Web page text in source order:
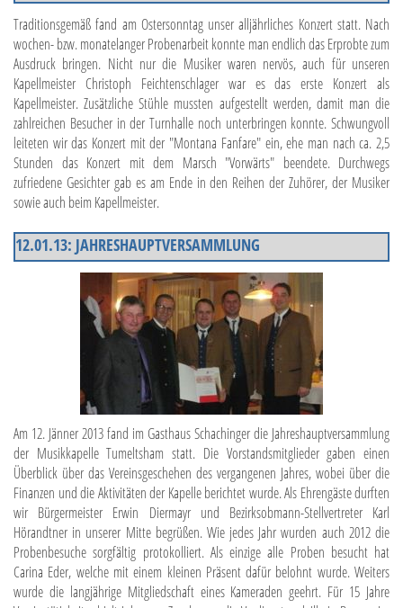
Traditionsgemäß fand am Ostersonntag unser alljährliches Konzert statt. Nach
wochen- bzw. monatelanger Probenarbeit konnte man endlich das Erprobte zum
Ausdruck bringen. Nicht nur die Musiker waren nervös, auch für unseren
Kapellmeister Christoph Feichtenschlager war es das erste Konzert als
Kapellmeister. Zusätzliche Stühle mussten aufgestellt werden, damit man die
zahlreichen Besucher in der Turnhalle noch unterbringen konnte. Schwungvoll
leiteten wir das Konzert mit der "Montana Fanfare" ein, ehe man nach ca. 2,5
Stunden das Konzert mit dem Marsch "Vorwärts" beendete. Durchwegs
zufriedene Gesichter gab es am Ende in den Reihen der Zuhörer, der Musiker
sowie auch beim Kapellmeister.
12.01.13: JAHRESHAUPTVERSAMMLUNG
Am 12. Jänner 2013 fand im Gasthaus Schachinger die Jahreshauptversammlung
der Musikkapelle Tumeltsham statt. Die Vorstandsmitglieder gaben einen
Überblick über das Vereinsgeschehen des vergangenen Jahres, wobei über die
Finanzen und die Aktivitäten der Kapelle berichtet wurde. Als Ehrengäste durften
wir Bürgermeister Erwin Diermayr und Bezirksobmann-Stellvertreter Karl
Hörandtner in unserer Mitte begrüßen. Wie jedes Jahr wurden auch 2012 die
Probenbesuche sorgfältig protokolliert. Als einzige alle Proben besucht hat
Carina Eder, welche mit einem kleinen Präsent dafür belohnt wurde. Weiters
wurde die langjährige Mitgliedschaft eines Kameraden geehrt. Für 15 Jahre